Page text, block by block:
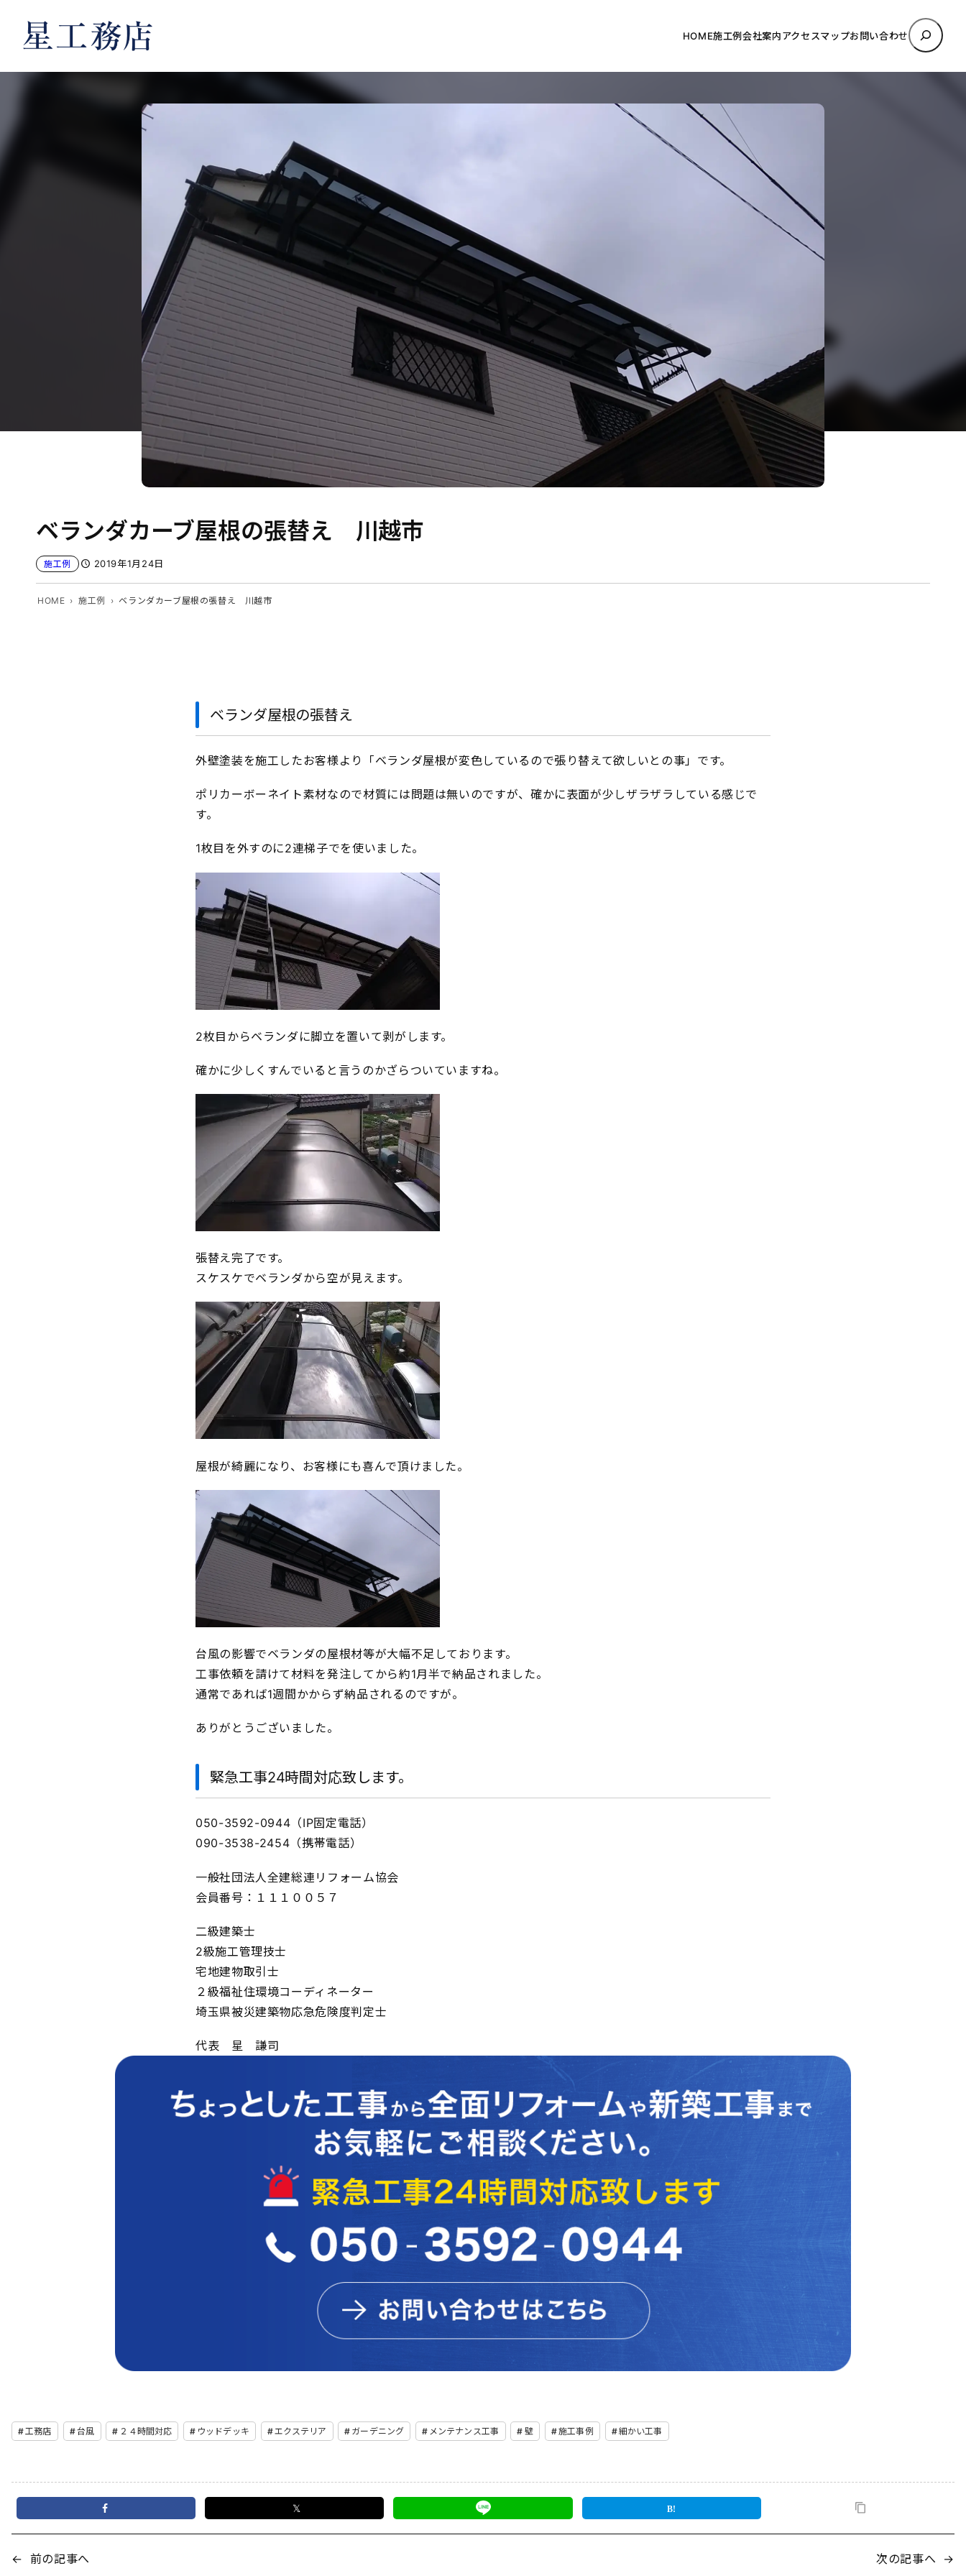
ス
HOME施工例会社案内アクセスマップお問い合わせ
検
索
ベランダカーブ屋根の張替え 川越市
施工例 2019年1月24日
HOME 施工例 ベランダカーブ屋根の張替え 川越市
ベランダ屋根の張替え
外壁塗装を施工したお客様より「ベランダ屋根が変色しているので張り替えて欲しいとの事」です。
ポリカーボーネイト素材なので材質には問題は無いのですが、確かに表面が少しザラザラしている感じで
す。
1枚目を外すのに2連梯子でを使いました。
2枚目からベランダに脚立を置いて剥がします。
確かに少しくすんでいると言うのかざらついていますね。
張替え完了です。
スケスケでベランダから空が見えます。
屋根が綺麗になり、お客様にも喜んで頂けました。
台風の影響でベランダの屋根材等が大幅不足しております。
工事依頼を請けて材料を発注してから約1月半で納品されました。
通常であれば1週間かからず納品されるのですが。
ありがとうございました。
緊急工事24時間対応致します。
050-3592-0944（IP固定電話）
090-3538-2454（携帯電話）
一般社団法人全建総連リフォーム協会
会員番号：１１１００５７
二級建築士
2級施工管理技士
宅地建物取引士
２級福祉住環境コーディネーター
埼玉県被災建築物応急危険度判定士
代表 星 謙司
工務店 台風 ２４時間対応 ウッドデッキ エクステリア ガーデニング メンテナンス工事 壁 施工事例 細かい工事
𝕏
← 前の記事へ 次の記事へ →